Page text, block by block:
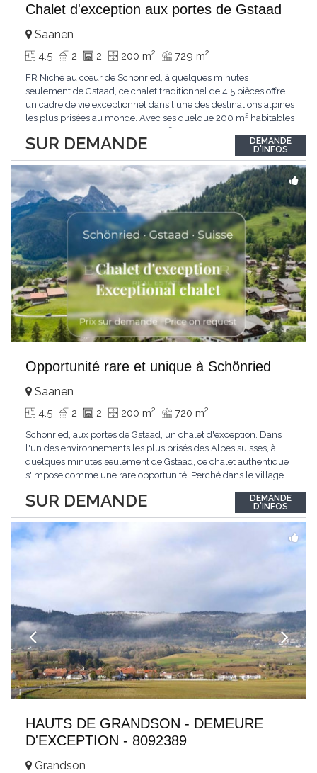
Chalet d'exception aux portes de Gstaad
SUR DEMANDE
Saanen
4.5 2 2 200 m2 729 m2
FR Niché au cœur de Schönried, à quelques minutes
seulement de Gstaad, ce chalet traditionnel de 4,5 pièces offre
un cadre de vie exceptionnel dans l'une des destinations alpines
les plus prisées au monde. Avec ses quelque 200 m² habitables
situation dominante offrant une vue dégagée sur le village de
Gstaad et les sommets...
DEMANDE
D'INFOS
Opportunité rare et unique à Schönried
SUR DEMANDE
Saanen
4.5 2 2 200 m2 720 m2
Schönried, aux portes de Gstaad, un chalet d'exception. Dans
l'un des environnements les plus prisés des Alpes suisses, à
quelques minutes seulement de Gstaad, ce chalet authentique
s'impose comme une rare opportunité. Perché dans le village
station et les sommets qui l'encadrent, un spectacle qui change
au fil des saisons. Avec...
DEMANDE
D'INFOS
HAUTS DE GRANDSON - DEMEURE
D'EXCEPTION - 8092389
Grandson